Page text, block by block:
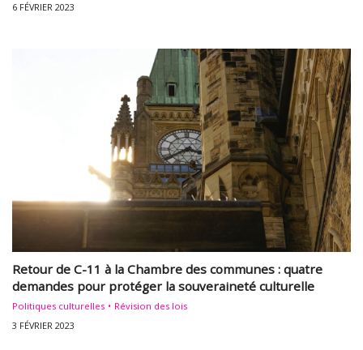
6 FÉVRIER 2023
Retour de C-11 à la Chambre des communes : quatre
demandes pour protéger la souveraineté culturelle
Politiques culturelles
Révision des lois
3 FÉVRIER 2023